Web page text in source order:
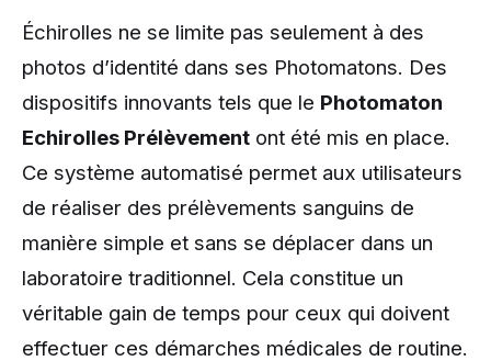
Échirolles ne se limite pas seulement à des
photos d’identité dans ses Photomatons. Des
dispositifs innovants tels que le Photomaton
Echirolles Prélèvement ont été mis en place.
Ce système automatisé permet aux utilisateurs
de réaliser des prélèvements sanguins de
manière simple et sans se déplacer dans un
laboratoire traditionnel. Cela constitue un
véritable gain de temps pour ceux qui doivent
effectuer ces démarches médicales de routine.